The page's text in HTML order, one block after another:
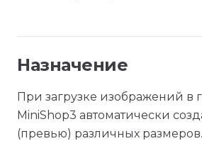
Назначение
При загрузке изображений в
MiniShop3 автоматически
(превью) различных